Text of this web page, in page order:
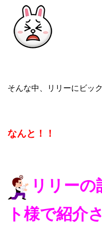
そんな中、リリーにビッ
なんと！！
リリーの
ト様で紹介